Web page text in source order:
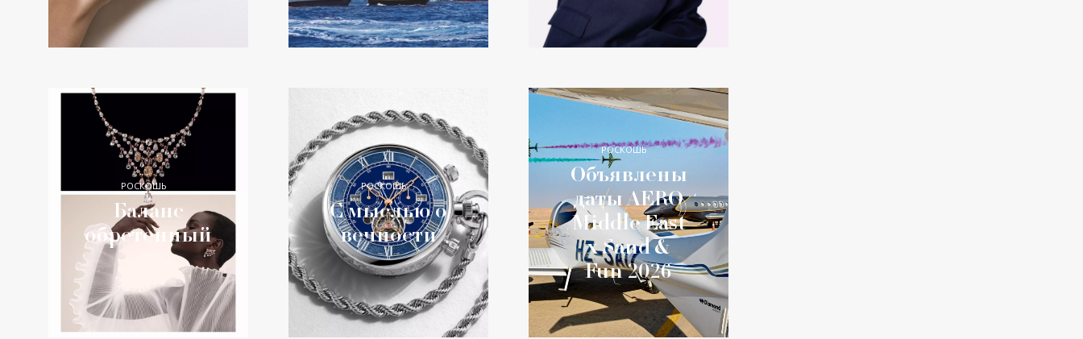
РОСКОШЬ
Баланс
обретенный
РОСКОШЬ
С мыслью о
вечности
РОСКОШЬ
Объявлены
даты AERO
Middle East
x Sand &
Fun 2026